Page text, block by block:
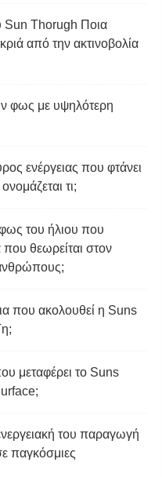
Sun Thorugh Ποια
από την ακτινοβολία
φως με υψηλότερη
ενέργειας που φτάνει
τι;
του ήλιου που
που θεωρείται στον
που ακολουθεί η Suns
μεταφέρει το Suns
του παραγωγή
παγκόσμιες